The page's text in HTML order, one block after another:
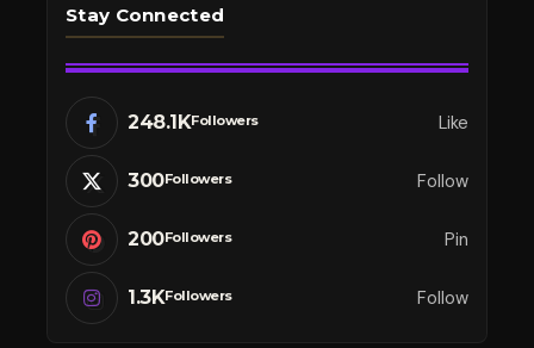
Stay Connected
248.1KFollowers Like
300Followers Follow
200Followers Pin
1.3KFollowers Follow